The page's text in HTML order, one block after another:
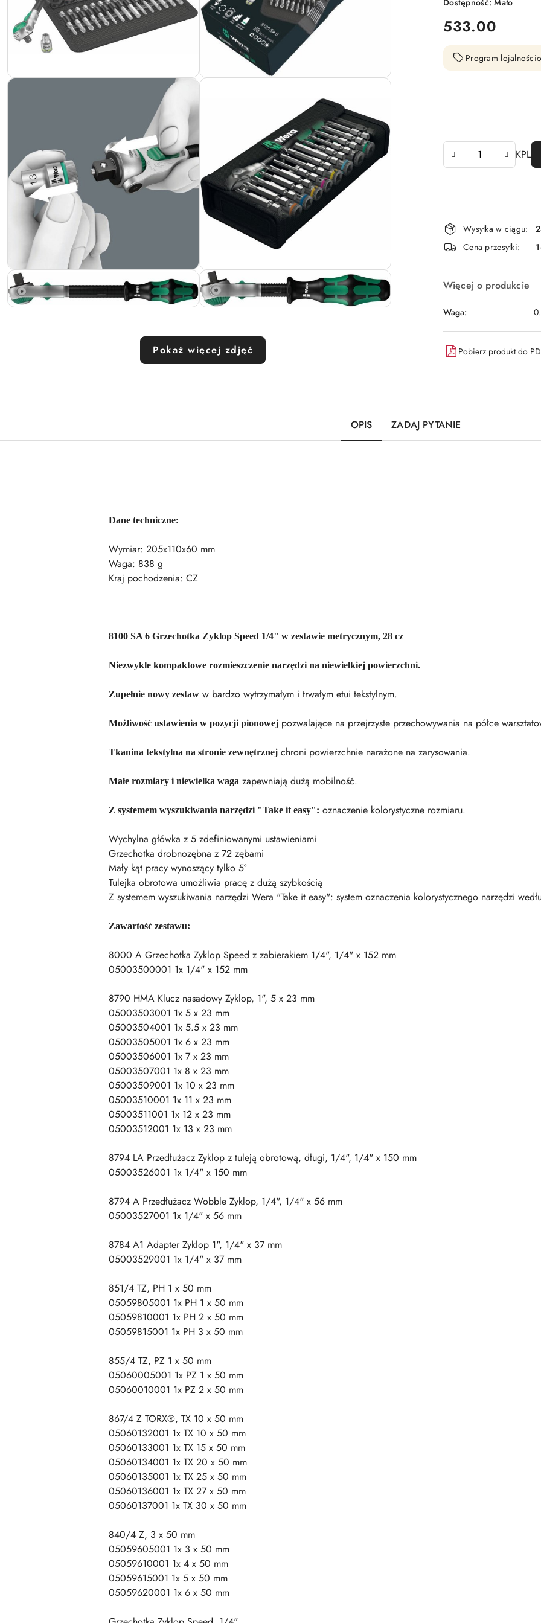
Pokaż więcej zdjęć
Dostępność:Mało
cena:
533.00
Program
KPL
Dostępność
i
dostawa
Wysyłka w ciągu:
Cena przesyłki:
Więcej o produkcie
Waga:
Pobierz produkt do
OPIS ZADAJ PYTANIE
Dane techniczne:
Wymiar: 205x110x60 mm
Waga: 838 g
Kraj pochodzenia: CZ
8100 SA 6 Grzechotka Zyklop Speed 1/4" w zestawie metrycznym, 28 cz
Niezwykle kompaktowe rozmieszczenie narzędzi na niewielkiej powierzchni.
Zupełnie nowy zestaw w bardzo wytrzymałym i trwałym etui tekstylnym.
Możliwość ustawienia w pozycji pionowej pozwalające na przejrzyste przechowywania na półce
Tkanina tekstylna na stronie zewnętrznej chroni powierzchnie narażone na zarysowania.
Małe rozmiary i niewielka waga zapewniają dużą mobilność.
Z systemem wyszukiwania narzędzi "Take it easy": oznaczenie kolorystyczne rozmiaru.
Wychylna główka z 5 zdefiniowanymi ustawieniami
Grzechotka drobnozębna z 72 zębami
Mały kąt pracy wynoszący tylko 5°
Tulejka obrotowa umożliwia pracę z dużą szybkością
Z systemem wyszukiwania narzędzi Wera "Take it easy": system oznaczenia kolorystycznego narzędzi
Zawartość zestawu:
8000 A Grzechotka Zyklop Speed z zabierakiem 1/4", 1/4" x 152 mm
05003500001 1x 1/4" x 152 mm
8790 HMA Klucz nasadowy Zyklop, 1", 5 x 23 mm
05003503001 1x 5 x 23 mm
05003504001 1x 5.5 x 23 mm
05003505001 1x 6 x 23 mm
05003506001 1x 7 x 23 mm
05003507001 1x 8 x 23 mm
05003509001 1x 10 x 23 mm
05003510001 1x 11 x 23 mm
05003511001 1x 12 x 23 mm
05003512001 1x 13 x 23 mm
8794 LA Przedłużacz Zyklop z tuleją obrotową, długi, 1/4", 1/4" x 150 mm
05003526001 1x 1/4" x 150 mm
8794 A Przedłużacz Wobble Zyklop, 1/4", 1/4" x 56 mm
05003527001 1x 1/4" x 56 mm
8784 A1 Adapter Zyklop 1", 1/4" x 37 mm
05003529001 1x 1/4" x 37 mm
851/4 TZ, PH 1 x 50 mm
05059805001 1x PH 1 x 50 mm
05059810001 1x PH 2 x 50 mm
05059815001 1x PH 3 x 50 mm
855/4 TZ, PZ 1 x 50 mm
05060005001 1x PZ 1 x 50 mm
05060010001 1x PZ 2 x 50 mm
867/4 Z TORX®, TX 10 x 50 mm
05060132001 1x TX 10 x 50 mm
05060133001 1x TX 15 x 50 mm
05060134001 1x TX 20 x 50 mm
05060135001 1x TX 25 x 50 mm
05060136001 1x TX 27 x 50 mm
05060137001 1x TX 30 x 50 mm
840/4 Z, 3 x 50 mm
05059605001 1x 3 x 50 mm
05059610001 1x 4 x 50 mm
05059615001 1x 5 x 50 mm
05059620001 1x 6 x 50 mm